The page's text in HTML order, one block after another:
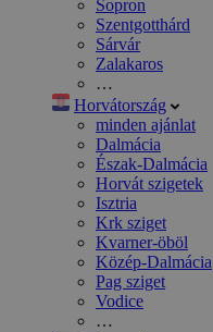
Sopron
Szentgotthárd
Sárvár
Zalakaros
…
Horvátország
minden ajánlat
Dalmácia
Észak-Dalmácia
Horvát szigetek
Isztria
Krk sziget
Kvarner-öböl
Közép-Dalmácia
Pag sziget
Vodice
…